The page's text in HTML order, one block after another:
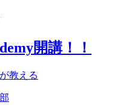
開講！！
教える